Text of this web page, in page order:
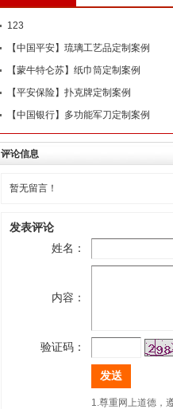
123
【中国平安】琉璃工艺品定制案例
【蒙牛特仑苏】纸巾筒定制案例
【平安保险】扑克牌定制案例
【中国银行】多功能军刀定制案例
评论信息
暂无留言！
发表评论
姓名：
内容：
验证码：
1.尊重网上道德，